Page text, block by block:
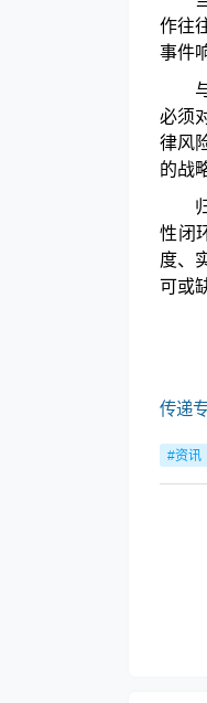
作往
事件
必须
律风
的战
性闭
度、
可或
传递
#资讯